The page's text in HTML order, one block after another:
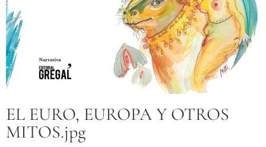
EL EURO, EUROPA Y OTROS
MITOS.jpg